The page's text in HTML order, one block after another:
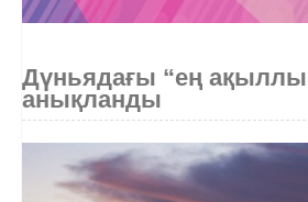
Дүньядағы “ең
анықланды